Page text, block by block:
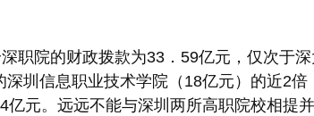
职院的财政拨款为33．59亿元，仅次于
圳信息职业技术学院（18亿元）的近2
亿元。远远不能与深圳两所高职院校相